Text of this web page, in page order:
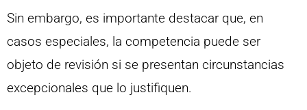
Sin embargo, es importante destacar que, en
casos especiales, la competencia puede ser
objeto de revisión si se presentan circunstancias
excepcionales que lo justifiquen.